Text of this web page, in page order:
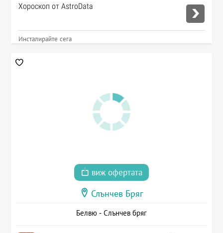
Хороскоп от AstroData
Инсталирайте сега
виж офертата
Слънчев Бряг
Белвю - Слънчев бряг